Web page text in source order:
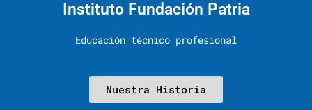
Instituto Fundación Patria
Educación técnico profesional
Nuestra Historia